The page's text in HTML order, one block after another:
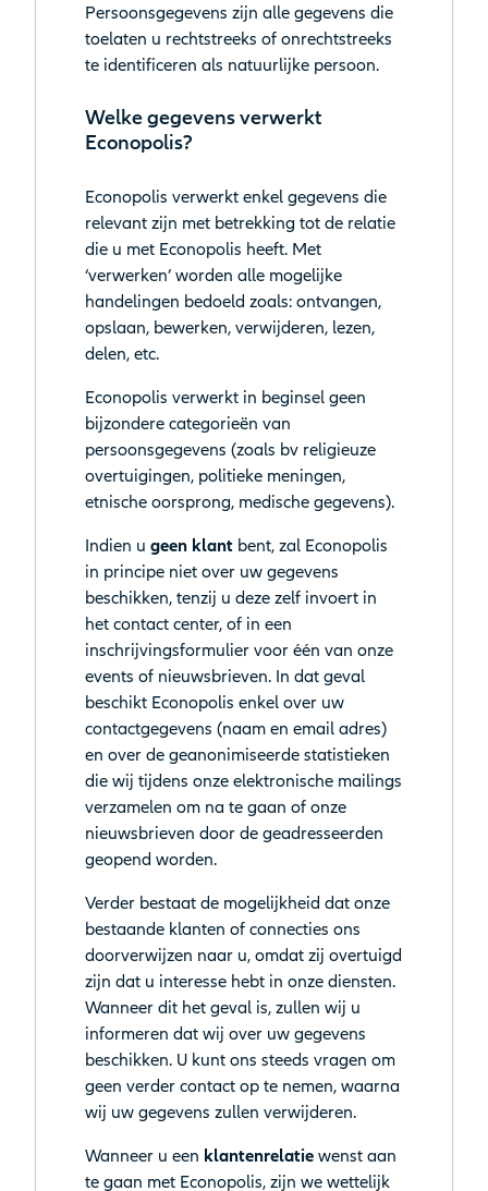
Persoonsgegevens zijn alle gegevens die
toelaten u rechtstreeks of onrechtstreeks
te identificeren als natuurlijke persoon.
Welke gegevens verwerkt
Econopolis?
Econopolis verwerkt enkel gegevens die
relevant zijn met betrekking tot de relatie
die u met Econopolis heeft. Met
‘verwerken’ worden alle mogelijke
handelingen bedoeld zoals: ontvangen,
opslaan, bewerken, verwijderen, lezen,
delen, etc.
Econopolis verwerkt in beginsel geen
bijzondere categorieën van
persoonsgegevens (zoals bv religieuze
overtuigingen, politieke meningen,
etnische oorsprong, medische gegevens).
Indien u geen klant bent, zal Econopolis
in principe niet over uw gegevens
beschikken, tenzij u deze zelf invoert in
het contact center, of in een
inschrijvingsformulier voor één van onze
events of nieuwsbrieven. In dat geval
beschikt Econopolis enkel over uw
contactgegevens (naam en email adres)
en over de geanonimiseerde statistieken
die wij tijdens onze elektronische mailings
verzamelen om na te gaan of onze
nieuwsbrieven door de geadresseerden
geopend worden.
Verder bestaat de mogelijkheid dat onze
bestaande klanten of connecties ons
doorverwijzen naar u, omdat zij overtuigd
zijn dat u interesse hebt in onze diensten.
Wanneer dit het geval is, zullen wij u
informeren dat wij over uw gegevens
beschikken. U kunt ons steeds vragen om
geen verder contact op te nemen, waarna
wij uw gegevens zullen verwijderen.
Wanneer u een klantenrelatie wenst aan
te gaan met Econopolis, zijn we wettelijk